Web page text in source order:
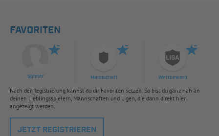
FAVORITEN
Spieler Mannschaft Wettbewerb
Nach der Registrierung kannst du dir Favoriten setzen. So bist du ganz nah an
deinen Lieblingsspielern, Mannschaften und Ligen, die dann direkt hier
angezeigt werden.
JETZT REGISTRIEREN